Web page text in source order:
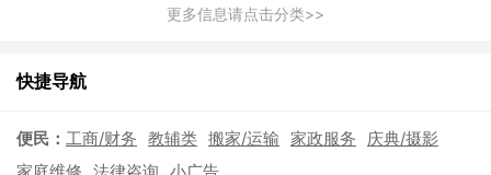
更多信息请点击分类>>
快捷导航
便民： 工商/财务 教辅类 搬家/运输 家政服务
庆典/摄影